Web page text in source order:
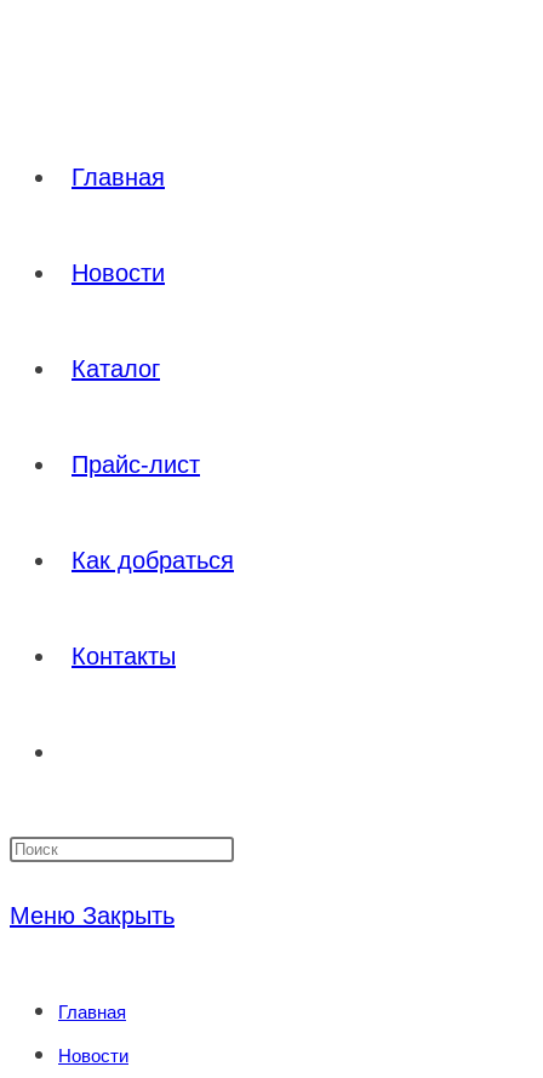
Главная
Новости
Каталог
Прайс-лист
Как добраться
Контакты
поиск
Нажмите
Меню Закрыть
Главная
Новости